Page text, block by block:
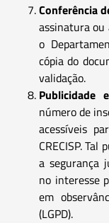
Conferência
assinatura ou
o
cópia do
validação.
Publicidade
número de
acessíveis
CRECISP.
a segurança
no interesse
em
(LGPD).